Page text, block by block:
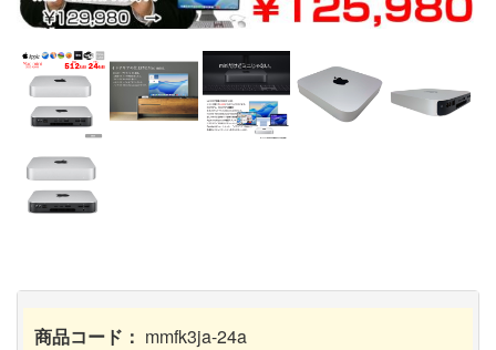
商品コード： mmfk3ja-24a